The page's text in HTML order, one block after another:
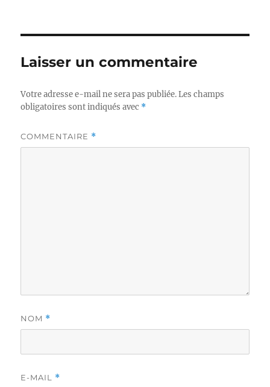
Laisser un commentaire
Votre adresse e-mail ne sera pas publiée. Les champs
obligatoires sont indiqués avec *
COMMENTAIRE *
NOM *
E-MAIL *